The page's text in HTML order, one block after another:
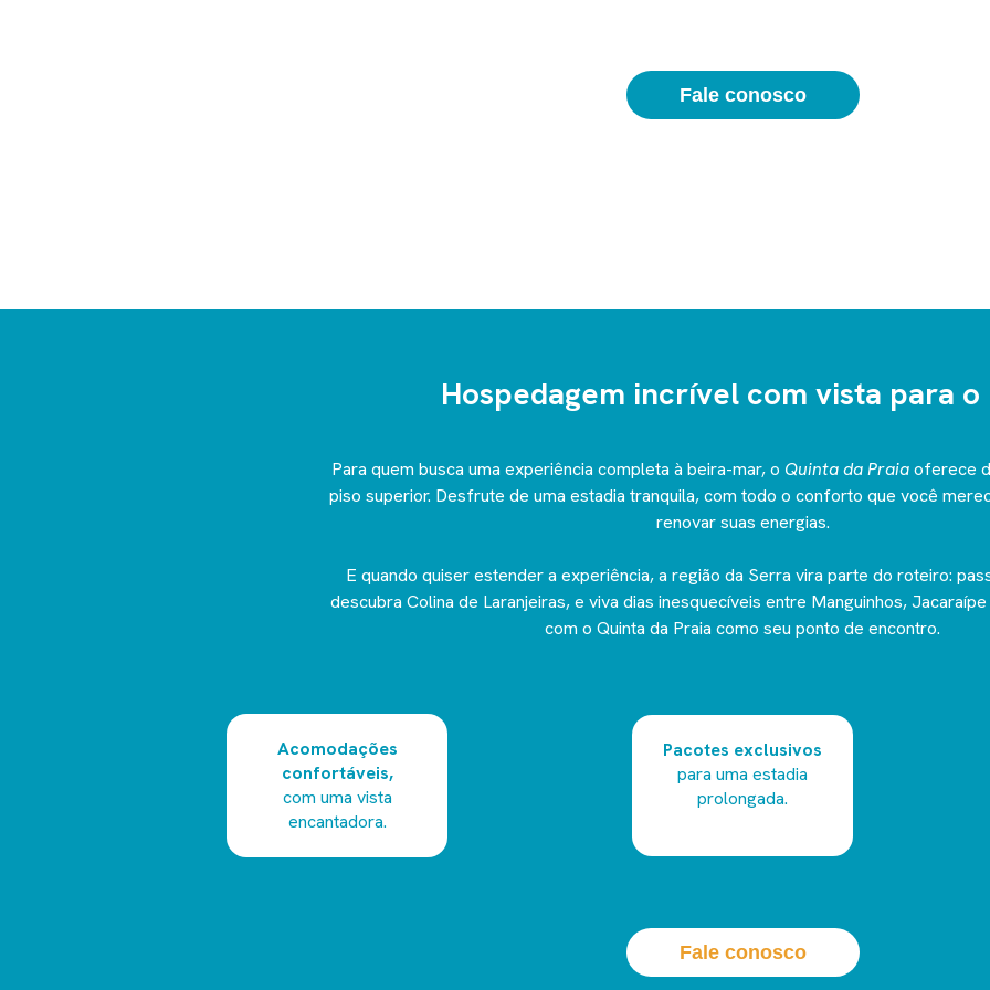
Fale conosco
Hospedagem incrível com vista para o
Para quem busca uma experiência completa à beira-mar, o Quinta da Praiaoferece
piso superior. Desfrute de uma estadia tranquila, com todo o conforto que você
renovar suas energias.
E quando quiser estender a experiência, a região da Serra vira parte do roteiro:
descubra Colina de Laranjeiras, e viva dias inesquecíveis entre Manguinhos,
com o Quinta da Praia como seu ponto de encontro.
Acomodações
confortáveis,
com uma vista
encantadora.
Pacotes exclusivos
para uma estadia
prolongada.
Fale conosco